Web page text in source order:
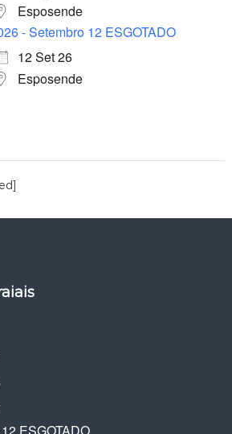
Esposende
- Setembro 12 ESGOTADO
12 Set 26
Esposende